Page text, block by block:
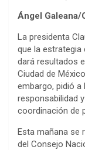
Ángel Galeana/
La presidenta
que la estrategia
dará resultados
Ciudad de
embargo, pidió
responsabilidad
coordinación de
Esta mañana se
del Consejo